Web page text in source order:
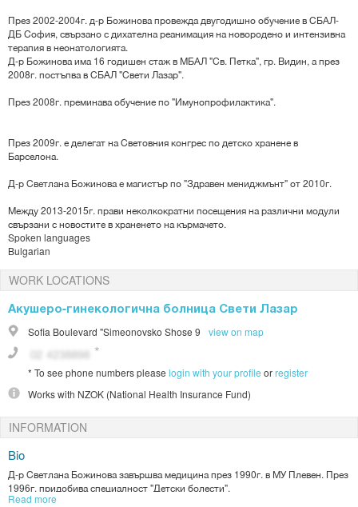
През 2002-2004г. д-р Божинова провежда двугодишно обучение в СБАЛ-
ДБ София, свързано с дихателна реанимация на новородено и интензивна
терапия в неонатологията.
Д-р Божинова има 16 годишен стаж в МБАЛ "Св. Петка", гр. Видин, а през
2008г. постъпва в СБАЛ "Свети Лазар".
През 2008г. преминава обучение по "Имунопрофилактика".
През 2009г. е делегат на Световния конгрес по детско хранене в
Барселона.
Д-р Светлана Божинова е магистър по "Здравен мениджмънт" от 2010г.
Между 2013-2015г. прави неколкократни посещения на различни модули
свързани с новостите в храненето на кърмачето.
Spoken languages
Bulgarian
WORK LOCATIONS
Акушеро-гинекологична болница Свети Лазар
Sofia Boulevard "Simeonovsko Shose 9 view on map
* To see phone numbers please login with your profile orregister
Works with NZOK (National Health Insurance Fund)
INFORMATION
Bio
Д-р Светлана Божинова завършва медицина през 1990г. в МУ Плевен. През
1996г. придобива специалност "Детски болести".
Read more